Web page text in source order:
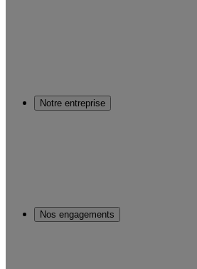
Notre entreprise
Nos engagements